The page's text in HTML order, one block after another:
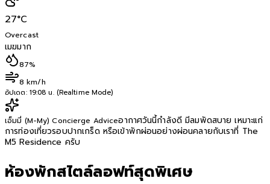
27°C
Overcast
เมฆมาก
87%
8 km/h
อัปเดต: 19:08 น. (Realtime Mode)
เอ็มมี่ (M-My) Concierge Adviceอากาศวันนี้กำลังดี มีลมพัดสบาย เหมาะแก่
การท่องเที่ยวรอบปากเกร็ด หรือเข้าพักผ่อนอย่างผ่อนคลายกับเราที่ The
M5 Residence ครับ
ห้องพักสไตล์ลอฟท์สุดพิเศษ